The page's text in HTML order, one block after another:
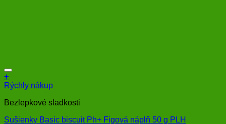
+
Rýchly nákup
Bezlepkové sladkosti
Sušienky Basic biscuit Ph+ Figová náplň 50 g PLH